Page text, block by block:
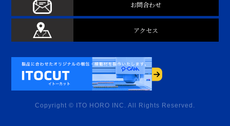
お問合わせ
アクセス
Copyright © ITO HORO INC. All Rights Reserved.